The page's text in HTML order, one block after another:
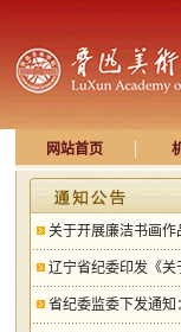
网站首页 |
关于开展廉洁书画作
辽宁省纪委印发《关
省纪委监委下发通知